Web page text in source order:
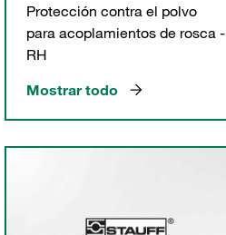
Protección contra el polvo
para acoplamientos de rosca -
RH
Mostrar todo